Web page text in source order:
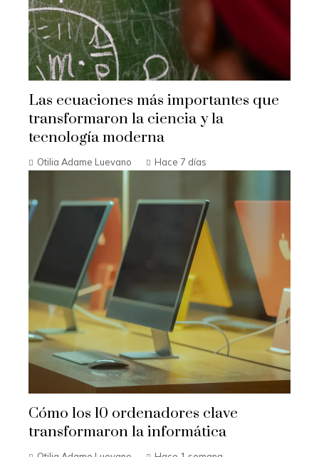
Las ecuaciones más importantes que
transformaron la ciencia y la
tecnología moderna
Otilia Adame Luevano Hace 7 días
Cómo los 10 ordenadores clave
transformaron la informática